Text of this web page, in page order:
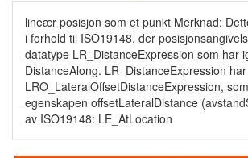
lineær posisjon som et punkt Merknad:
i forhold til ISO19148, der
datatype LR_DistanceExpression som har
DistanceAlong. LR_DistanceExpression
LRO_LateralOffsetDistanceExpression,
egenskapen offsetLateralDistance
av ISO19148: LE_AtLocation